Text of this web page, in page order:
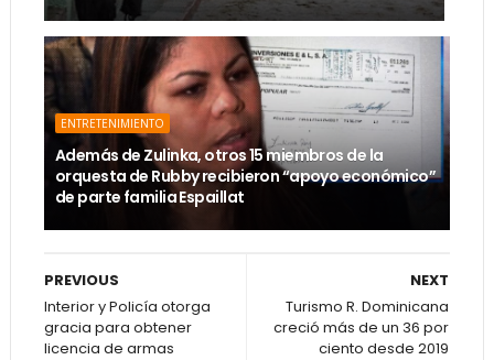
ENTRETENIMIENTO
Además de Zulinka, otros 15 miembros de la
orquesta de Rubby recibieron “apoyo económico”
de parte familia Espaillat
NEXT
Turismo R. Dominicana
creció más de un 36 por
ciento desde 2019
PREVIOUS
Interior y Policía otorga
gracia para obtener
licencia de armas